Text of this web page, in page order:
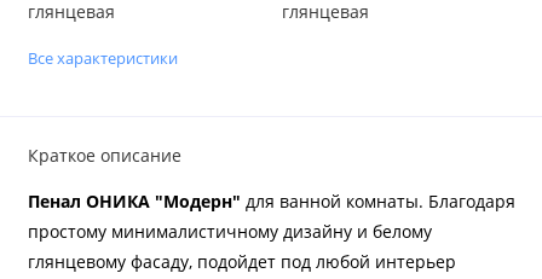
глянцевая глянцевая
Все характеристики
Краткое описание
Пенал ОНИКА "Модерн" для ванной комнаты. Благодаря
простому минималистичному дизайну и белому
глянцевому фасаду, подойдет под любой интерьер